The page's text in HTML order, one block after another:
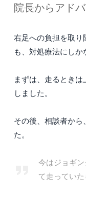
院長からアドバ
右足への負担を取り
も、対処療法にしか
まずは、走るとき
しました。
その後、相談者か
た。
今はジョギ
て走ってい